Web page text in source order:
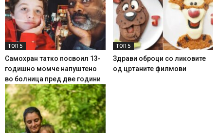
ТОП 5
Самохран татко посвоил 13-
годишно момче напуштено
во болница пред две години
ТОП 5
Здрави оброци со ликовите
од цртаните филмови